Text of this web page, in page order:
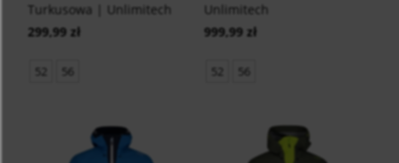
Turkusowa | Unlimitech
299,99 zł
52 56
Unlimitech
999,99 zł
52 56